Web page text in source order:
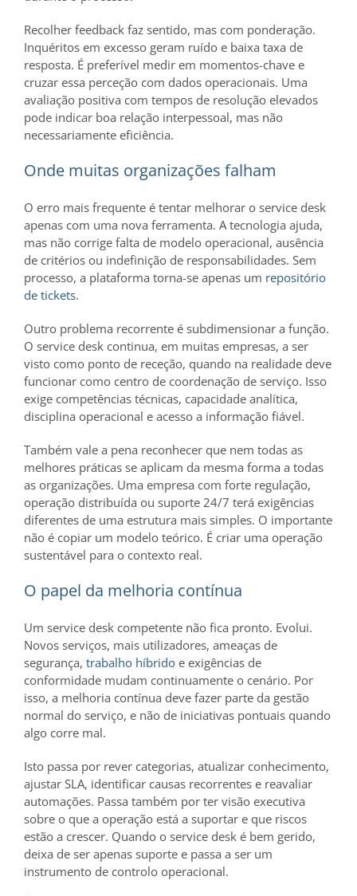
Recolher feedback faz sentido, mas com ponderação.
Inquéritos em excesso geram ruído e baixa taxa de
resposta. É preferível medir em momentos-chave e
cruzar essa perceção com dados operacionais. Uma
avaliação positiva com tempos de resolução elevados
pode indicar boa relação interpessoal, mas não
necessariamente eficiência.
Onde muitas organizações falham
O erro mais frequente é tentar melhorar o service desk
apenas com uma nova ferramenta. A tecnologia ajuda,
mas não corrige falta de modelo operacional, ausência
de critérios ou indefinição de responsabilidades. Sem
processo, a plataforma torna-se apenas um repositório
de tickets.
Outro problema recorrente é subdimensionar a função.
O service desk continua, em muitas empresas, a ser
visto como ponto de receção, quando na realidade deve
funcionar como centro de coordenação de serviço. Isso
exige competências técnicas, capacidade analítica,
disciplina operacional e acesso a informação fiável.
Também vale a pena reconhecer que nem todas as
melhores práticas se aplicam da mesma forma a todas
as organizações. Uma empresa com forte regulação,
operação distribuída ou suporte 24/7 terá exigências
diferentes de uma estrutura mais simples. O importante
não é copiar um modelo teórico. É criar uma operação
sustentável para o contexto real.
O papel da melhoria contínua
Um service desk competente não fica pronto. Evolui.
Novos serviços, mais utilizadores, ameaças de
segurança, trabalho híbridoe exigências de
conformidade mudam continuamente o cenário. Por
isso, a melhoria contínua deve fazer parte da gestão
normal do serviço, e não de iniciativas pontuais quando
algo corre mal.
Isto passa por rever categorias, atualizar conhecimento,
ajustar SLA, identificar causas recorrentes e reavaliar
automações. Passa também por ter visão executiva
sobre o que a operação está a suportar e que riscos
estão a crescer. Quando o service desk é bem gerido,
deixa de ser apenas suporte e passa a ser um
instrumento de controlo operacional.